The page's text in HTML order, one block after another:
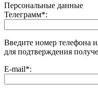
Персональные данные
Телеграмм*:
Введите номер телефона
для подтверждения
E-mail*: